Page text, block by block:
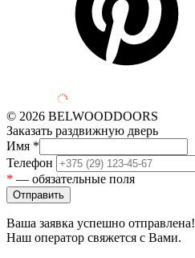
© 2026 BELWOODDOORS
Заказать раздвижную дверь
Имя *
Телефон
* — обязательные поля
Ваша заявка успешно отправлена!
Наш оператор свяжется с Вами.